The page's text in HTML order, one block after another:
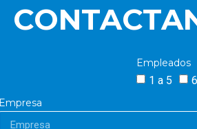
Empleados
1 a 5
Empresa